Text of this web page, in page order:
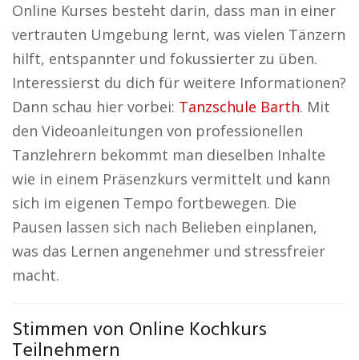
Online Kurses besteht darin, dass man in einer
vertrauten Umgebung lernt, was vielen Tänzern
hilft, entspannter und fokussierter zu üben.
Interessierst du dich für weitere Informationen?
Dann schau hier vorbei: Tanzschule Barth. Mit
den Videoanleitungen von professionellen
Tanzlehrern bekommt man dieselben Inhalte
wie in einem Präsenzkurs vermittelt und kann
sich im eigenen Tempo fortbewegen. Die
Pausen lassen sich nach Belieben einplanen,
was das Lernen angenehmer und stressfreier
macht.
Stimmen von Online Kochkurs
Teilnehmern